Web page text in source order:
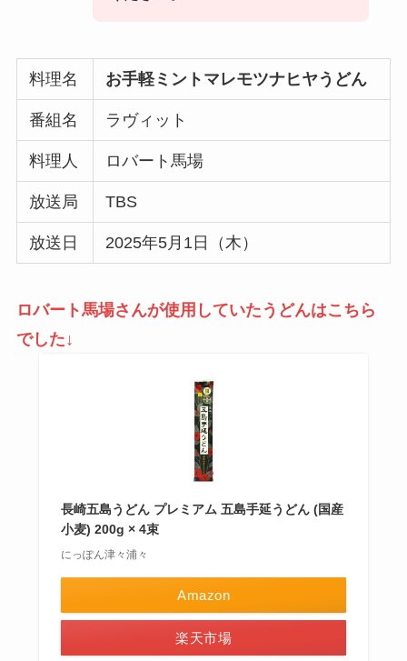
料理名 お手軽ミントマレモツナヒヤうどん
番組名 ラヴィット
料理人 ロバート馬場
放送局 TBS
放送日 2025年5月1日（木）
ロバート馬場さんが使用していたうどんはこちら
でした↓
長崎五島うどん プレミアム 五島手延うどん (国産
小麦) 200g × 4束
にっぽん津々浦々
Amazon
楽天市場